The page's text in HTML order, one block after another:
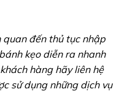
đến thủ tục nhập
kẹo diễn ra nhanh
hàng hãy liên hệ
sử dụng những dịch vụ